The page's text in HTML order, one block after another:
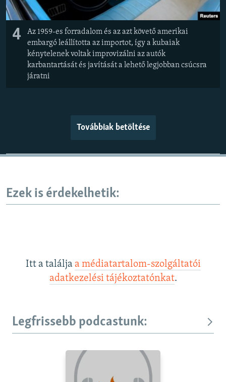
4
Az 1959-es forradalom és az azt követő amerikai
embargó leállította az importot, így a kubaiak
kénytelenek voltak improvizálni az autók
karbantartását és javítását a lehető legjobban csúcsra
járatni
Továbbiak betöltése
Ezek is érdekelhetik:
Itt a találja a médiatartalom-szolgáltatói
adatkezelési tájékoztatónkat.
Legfrissebb podcastunk: